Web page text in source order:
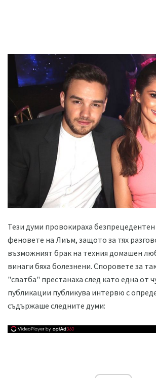
Тези думи провокираха
феновете на Лиъм, защото за тях
възможният брак на техния домашен
винаги бяха болезнени. Споровете за
"сватба" престанаха след като една от
публикации публикува интервю с
съдържаше следните думи: